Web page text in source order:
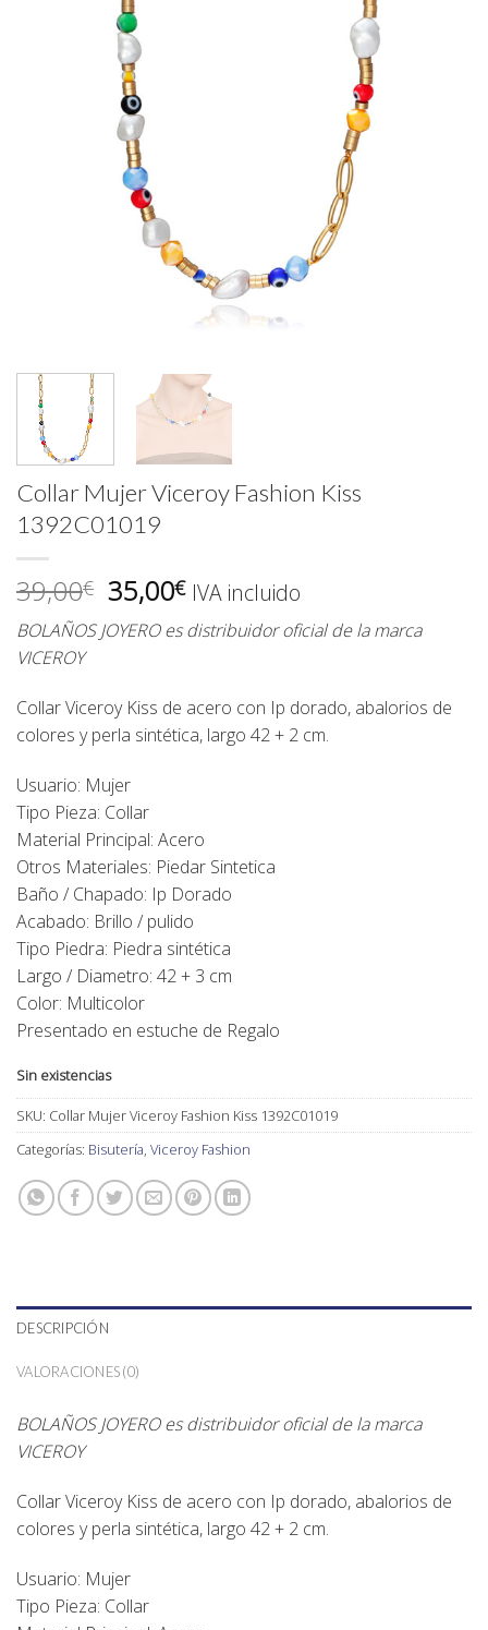
Collar Mujer Viceroy Fashion Kiss
1392C01019
39,00€ El
precio
original
39,00€.
35,00€El
precio
actual
35,00€.
IVA incluido
BOLAÑOS JOYERO es distribuidor oficial de la marca
VICEROY
Collar Viceroy Kiss de acero con Ip dorado, abalorios de
colores y perla sintética, largo 42 + 2 cm.
Usuario: Mujer
Tipo Pieza: Collar
Material Principal: Acero
Otros Materiales: Piedar Sintetica
Baño / Chapado: Ip Dorado
Acabado: Brillo / pulido
Tipo Piedra: Piedra sintética
Largo / Diametro: 42 + 3 cm
Color: Multicolor
Presentado en estuche de Regalo
Sin existencias
SKU: Collar Mujer Viceroy Fashion Kiss 1392C01019
Categorías: Bisutería, Viceroy Fashion
DESCRIPCIÓN
VALORACIONES (0)
BOLAÑOS JOYERO es distribuidor oficial de la marca
VICEROY
Collar Viceroy Kiss de acero con Ip dorado, abalorios de
colores y perla sintética, largo 42 + 2 cm.
Usuario: Mujer
Tipo Pieza: Collar